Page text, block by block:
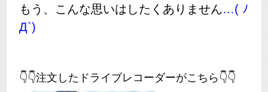
もう、こんな思いはしたくありません…( ﾉ
Д`)
👇👇注文したドライブレコーダーがこちら👇👇